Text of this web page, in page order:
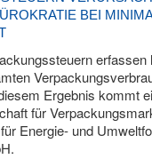
BEI
erfassen
Ergebnis kommt
für
Energie- und